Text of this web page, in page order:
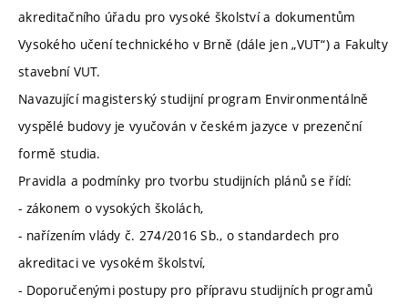
akreditačního úřadu pro vysoké školství a dokumentům
Vysokého učení technického v Brně (dále jen „VUT“) a Fakulty
stavební VUT.
Navazující magisterský studijní program Environmentálně
vyspělé budovy je vyučován v českém jazyce v prezenční
formě studia.
Pravidla a podmínky pro tvorbu studijních plánů se řídí:
- zákonem o vysokých školách,
- nařízením vlády č. 274/2016 Sb., o standardech pro
akreditaci ve vysokém školství,
- Doporučenými postupy pro přípravu studijních programů